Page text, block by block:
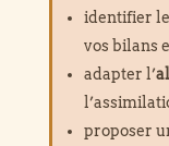
identifier
vos bilans
adapter l’
proposer